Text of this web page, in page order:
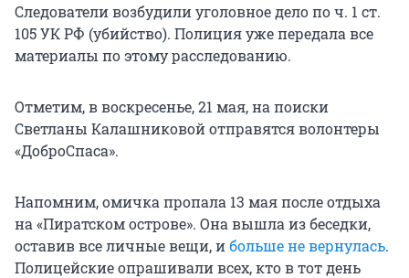
Следователи возбудили уголовное дело по ч. 1 ст.
105 УК РФ (убийство). Полиция уже передала все
материалы по этому расследованию.
Отметим, в воскресенье, 21 мая, на поиски
Светланы Калашниковой отправятся волонтеры
«ДоброСпаса».
Напомним, омичка пропала 13 мая после отдыха
на «Пиратском острове». Она вышла из беседки,
оставив все личные вещи, ибольше не вернулась.
Полицейские опрашивали всех, кто в тот день